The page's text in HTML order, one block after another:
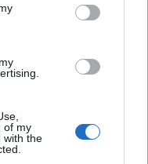
of my
with the
legfontosabb
elemzők júniusban és